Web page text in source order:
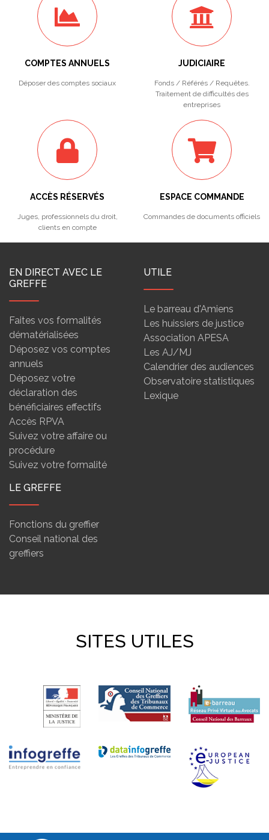
COMPTES ANNUELS
Déposer des comptes sociaux
JUDICIAIRE
Fonds / Référés / Requêtes.
Traitement de difficultés des
entreprises
ACCÈS RÉSERVÉS
Juges, professionnels du droit,
clients en compte
ESPACE COMMANDE
Commandes de documents officiels
EN DIRECT AVEC LE
GREFFE
Faites vos formalités
dématérialisées
Déposez vos comptes
annuels
Déposez votre
déclaration des
bénéficiaires effectifs
Accès RPVA
Suivez votre affaire ou
procédure
Suivez votre formalité
UTILE
Le barreau d'Amiens
Les huissiers de justice
Association APESA
Les AJ/MJ
Calendrier des audiences
Observatoire statistiques
Lexique
LE GREFFE
Fonctions du greffier
Conseil national des
greffiers
SITES UTILES